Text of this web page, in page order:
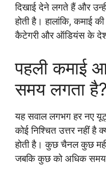
दिखाई देने लगते हैं और
होती है। हालांकि, कमाई
कैटेगरी और ऑडियंस के देश
पहली कमाई
समय लगता है?
यह सवाल लगभग हर नए
कोई निश्चित उत्तर नहीं
होती है। कुछ चैनल कुछ
जबकि कुछ को अधिक